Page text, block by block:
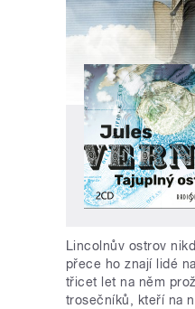
Lincolnův ostrov
přece ho znají lidé
třicet let na něm
trosečníků, kteří na